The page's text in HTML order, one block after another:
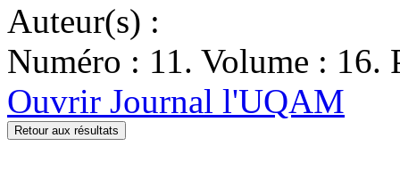
Auteur(s) :
Numéro : 11. Volume : 16.
Ouvrir Journal l'UQAM
Retour aux résultats